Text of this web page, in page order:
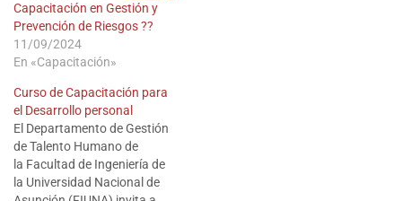
Capacitación en Gestión y
Prevención de Riesgos ??
11/09/2024
En «Capacitación»
Curso de Capacitación para
el Desarrollo personal
El Departamento de Gestión
de Talento Humano de
la Facultad de Ingeniería de
la Universidad Nacional de